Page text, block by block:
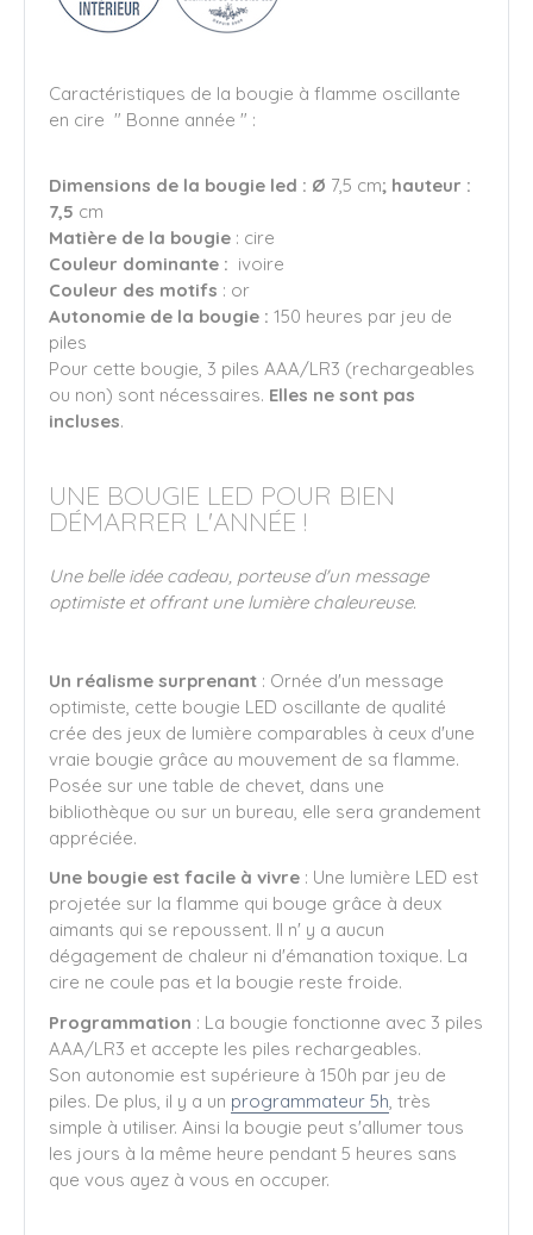
Caractéristiques de la bougie à flamme oscillante
en cire " Bonne année " :
Dimensions de la bougie led : Ø 7,5 cm; hauteur :
7,5 cm
Matière de la bougie : cire
Couleur dominante : ivoire
Couleur des motifs : or
Autonomie de la bougie : 150 heures par jeu de
piles
Pour cette bougie, 3 piles AAA/LR3 (rechargeables
ou non) sont nécessaires. Elles ne sont pas
incluses.
UNE BOUGIE LED POUR BIEN
DÉMARRER L'ANNÉE !
Une belle idée cadeau, porteuse d'un message
optimiste et offrant une lumière chaleureuse.
Un réalisme surprenant : Ornée d'un message
optimiste, cette bougie LED oscillante de qualité
crée des jeux de lumière comparables à ceux d'une
vraie bougie grâce au mouvement de sa flamme.
Posée sur une table de chevet, dans une
bibliothèque ou sur un bureau, elle sera grandement
appréciée.
Une bougie est facile à vivre : Une lumière LED est
projetée sur la flamme qui bouge grâce à deux
aimants qui se repoussent. Il n' y a aucun
dégagement de chaleur ni d'émanation toxique. La
cire ne coule pas et la bougie reste froide.
Programmation : La bougie fonctionne avec 3 piles
AAA/LR3 et accepte les piles rechargeables.
Son autonomie est supérieure à 150h par jeu de
piles. De plus, il y a un programmateur 5h , très
simple à utiliser. Ainsi la bougie peut s'allumer tous
les jours à la même heure pendant 5 heures sans
que vous ayez à vous en occuper.